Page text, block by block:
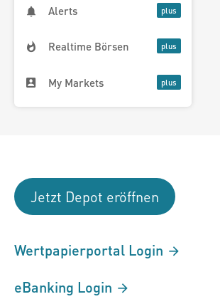
Alerts
Realtime Börsen
My Markets
Jetzt Depot eröffnen
Wertpapierportal Login
eBanking Login